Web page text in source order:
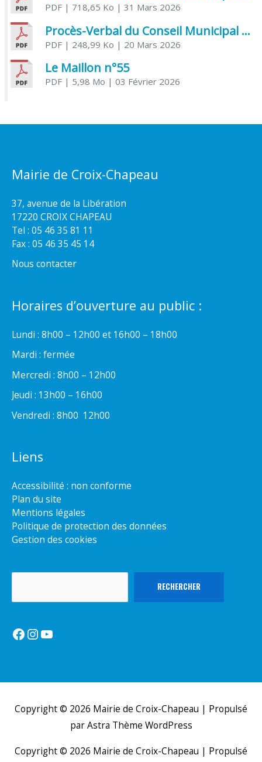
PDF| 718,65 Ko | 31 Mars 2026
Procès-Verbal du Conseil Municipal du 20 mars 2026
PDF| 248,99 Ko | 20 Mars 2026
Le Maillon n°55
PDF| 5,98 Mo | 03 Février 2026
Mairie de Croix-Chapeau
37, avenue de la Libération
17220 CROIX CHAPEAU
Tel : 05 46 35 81 11
Fax : 05 46 35 45 14
Nous contacter
Horaires d’ouverture au public :
Lundi : 8h00 – 12h00 et 16h00 – 18h00
Mardi : fermée
Mercredi : 8h00 – 12h00
Jeudi : 13h00 – 16h00
Vendredi : 8h00  12h00
Liens
Accessibilité : non conforme
Plan du site
Mentions légales
Politique de protection des données
Gestion des cookies
RECHERCHER
Facebook
Instagram
YouTube
Copyright © 2026 Mairie de Croix-Chapeau | Propulsé
parAstra Thème WordPress
Copyright © 2026 Mairie de Croix-Chapeau | Propulsé